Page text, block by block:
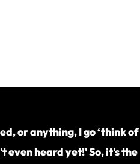
or anything, I go ‘think of
even heard yet!' So, it's the